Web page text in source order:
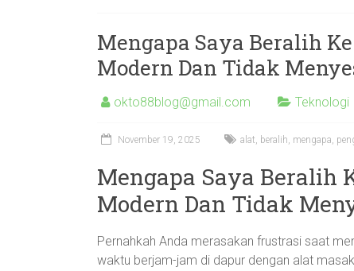
Mengapa Saya Beralih
Modern Dan Tidak
okto88blog@gmail.com Teknologi
November 19, 2025 alat, beralih, mengapa,
Mengapa Saya Beralih
Modern Dan Tidak
Pernahkah Anda merasakan frustrasi saat
waktu berjam-jam di dapur dengan alat